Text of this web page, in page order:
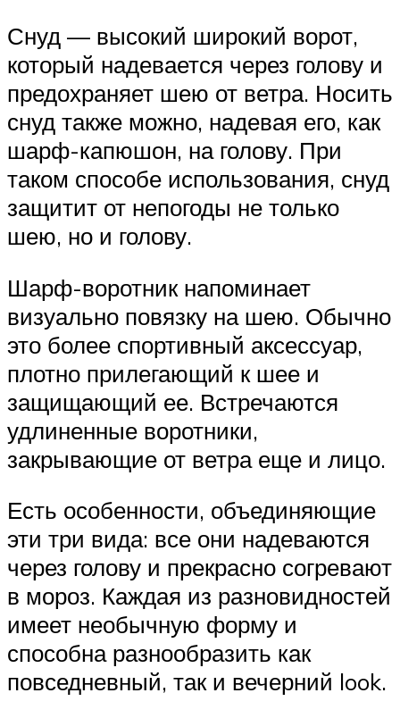
Снуд — высокий широкий ворот,
который надевается через голову и
предохраняет шею от ветра. Носить
снуд также можно, надевая его, как
шарф-капюшон, на голову. При
таком способе использования, снуд
защитит от непогоды не только
шею, но и голову.
Шарф-воротник напоминает
визуально повязку на шею. Обычно
это более спортивный аксессуар,
плотно прилегающий к шее и
защищающий ее. Встречаются
удлиненные воротники,
закрывающие от ветра еще и лицо.
Есть особенности, объединяющие
эти три вида: все они надеваются
через голову и прекрасно согревают
в мороз. Каждая из разновидностей
имеет необычную форму и
способна разнообразить как
повседневный, так и вечерний look.